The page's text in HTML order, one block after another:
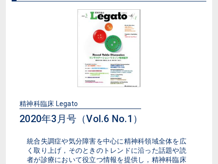
精神科臨床 Legato
2020年3月号（Vol.6 No.1）
統合失調症や気分障害を中心に精神科領域全体を広
く取り上げ，そのときのトレンドに沿った話題や読
者が診療において役立つ情報を提供し，精神科臨床